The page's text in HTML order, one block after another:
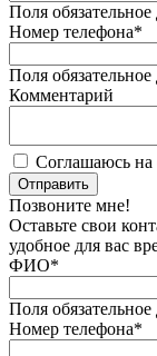
Поля
Номер телефона*
Поля
Комментарий
Соглашаюсь на
Отправить
Позвоните мне!
Оставьте свои
удобное для вас
ФИО*
Поля
Номер телефона*